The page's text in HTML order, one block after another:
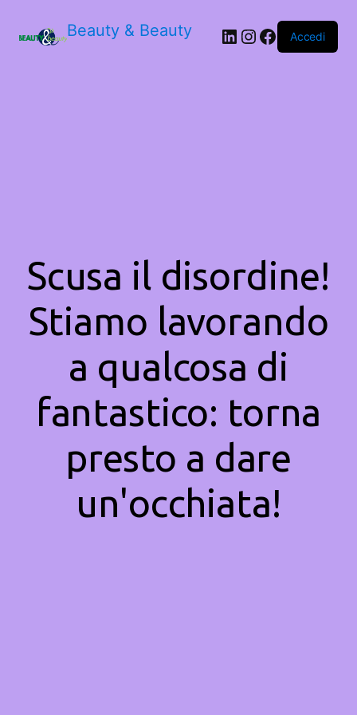
Beauty & Beauty LinkedIn
Instagram
Facebook
Accedi
Scusa il disordine!
Stiamo lavorando
a qualcosa di
fantastico: torna
presto a dare
un'occhiata!